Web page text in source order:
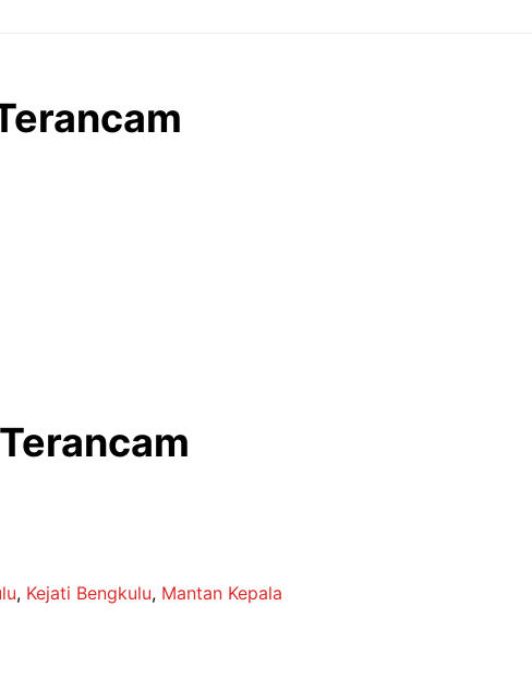
, Kejati Bengkulu, Mantan Kepala